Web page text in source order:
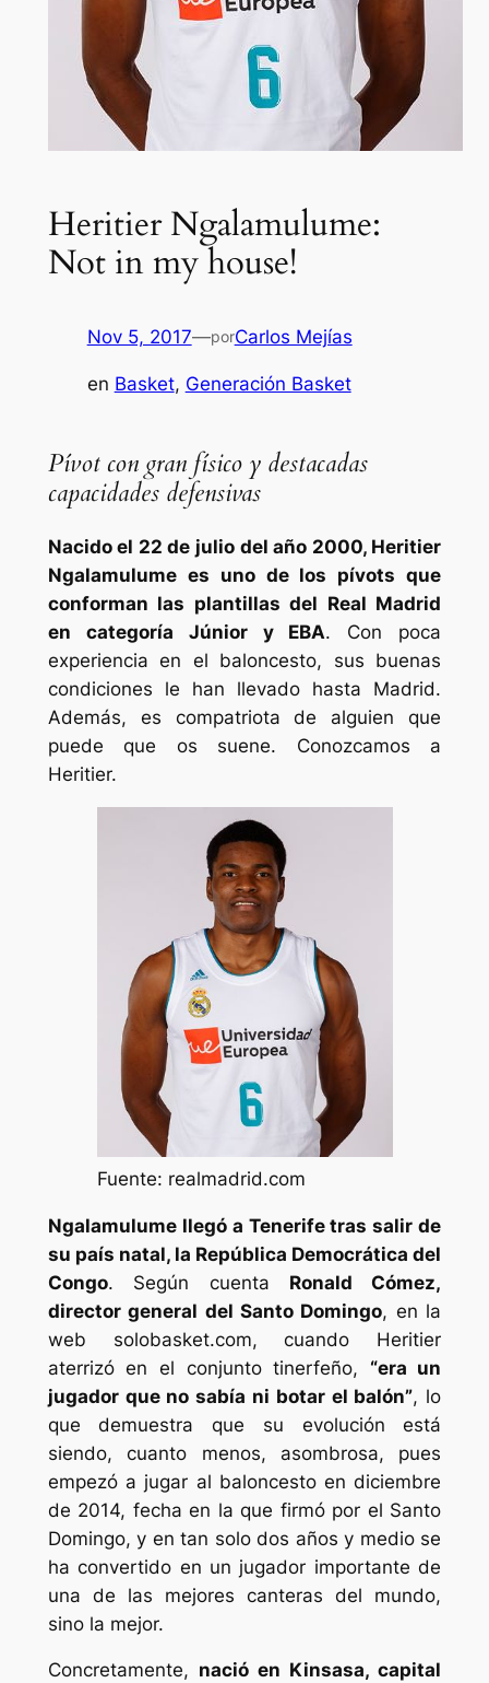
Heritier Ngalamulume:
Not in my house!
Nov 5, 2017—porCarlos Mejías
en Basket, Generación Basket
Pívot con gran físico y destacadas
capacidades defensivas
Nacido el 22 de julio del año 2000, Heritier
Ngalamulume es uno de los pívots que
conforman las plantillas del Real Madrid
en categoría Júnior y EBA. Con poca
experiencia en el baloncesto, sus buenas
condiciones le han llevado hasta Madrid.
Además, es compatriota de alguien que
puede que os suene. Conozcamos a
Heritier.
Fuente: realmadrid.com
Ngalamulume llegó a Tenerife tras salir de
su país natal, la República Democrática del
Congo. Según cuenta Ronald Cómez,
director general del Santo Domingo, en la
web solobasket.com,cuando Heritier
aterrizó en el conjunto tinerfeño, “era un
jugador que no sabía ni botar el balón”, lo
que demuestra que su evolución está
siendo, cuanto menos, asombrosa, pues
empezó a jugar al baloncesto en diciembre
de 2014, fecha en la que firmó por el Santo
Domingo, y en tan solo dos años y medio se
ha convertido en un jugador importante de
una de las mejores canteras del mundo,
sino la mejor.
Concretamente, nació en Kinsasa, capital